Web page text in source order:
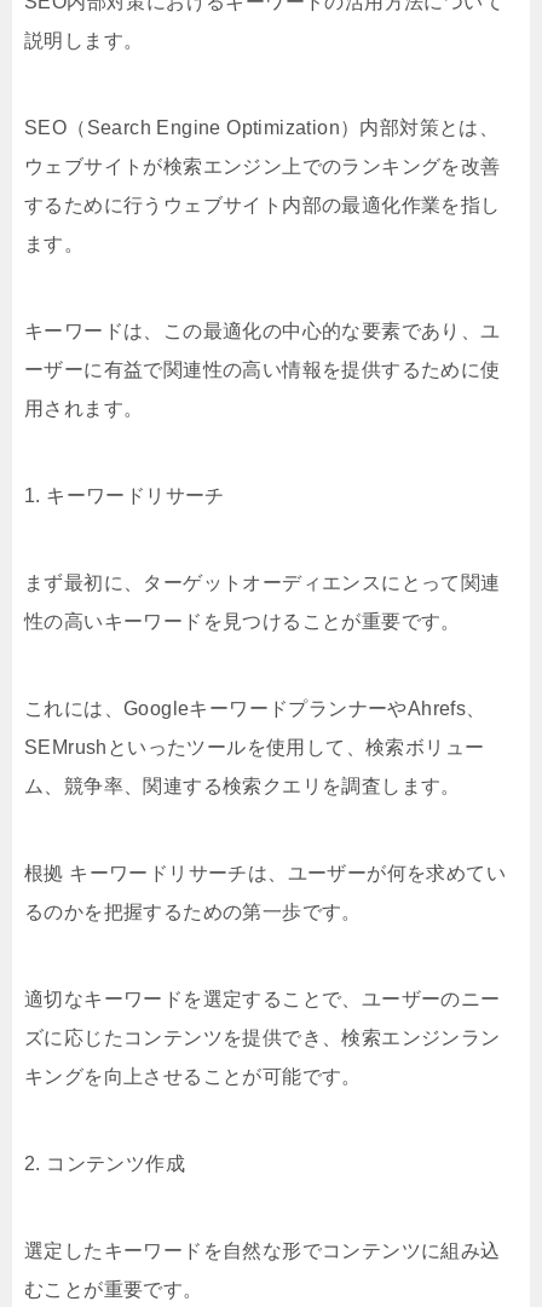
説明します。
SEO（Search Engine Optimization）内部対策とは、
ウェブサイトが検索エンジン上でのランキングを改善
するために行うウェブサイト内部の最適化作業を指し
ます。
キーワードは、この最適化の中心的な要素であり、ユ
ーザーに有益で関連性の高い情報を提供するために使
用されます。
1. キーワードリサーチ
まず最初に、ターゲットオーディエンスにとって関連
性の高いキーワードを見つけることが重要です。
これには、GoogleキーワードプランナーやAhrefs、
SEMrushといったツールを使用して、検索ボリュー
ム、競争率、関連する検索クエリを調査します。
根拠 キーワードリサーチは、ユーザーが何を求めてい
るのかを把握するための第一歩です。
適切なキーワードを選定することで、ユーザーのニー
ズに応じたコンテンツを提供でき、検索エンジンラン
キングを向上させることが可能です。
2. コンテンツ作成
選定したキーワードを自然な形でコンテンツに組み込
むことが重要です。